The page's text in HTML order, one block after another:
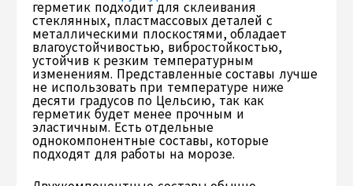
герметик подходит для склеивания
стеклянных, пластмассовых деталей с
металлическими плоскостями, обладает
влагоустойчивостью, вибростойкостью,
устойчив к резким температурным
изменениям. Представленные составы лучше
не использовать при температуре ниже
десяти градусов по Цельсию, так как
герметик будет менее прочным и
эластичным. Есть отдельные
однокомпонентные составы, которые
подходят для работы на морозе.